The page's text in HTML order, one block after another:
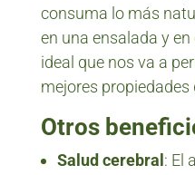
consuma lo más
en una ensalada y
ideal que nos va a
mejores propiedades
Otros
Salud cerebral : El